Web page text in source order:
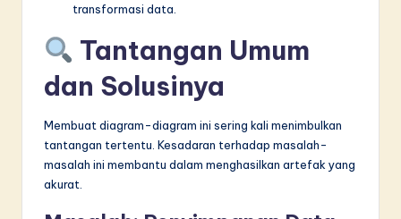
transformasi data.
Tantangan Umum
dan Solusinya
Membuat diagram-diagram ini sering kali menimbulkan
tantangan tertentu. Kesadaran terhadap masalah-
masalah ini membantu dalam menghasilkan artefak yang
akurat.